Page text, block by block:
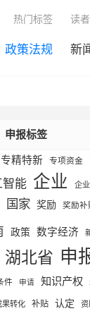
政策法规 新
热门标签 读
申报标签
专精特新 专项资金
智能 企业 企
国家 奖励 奖励补
政策 数字经济
湖北省 申
件 申请 知识产权
果转化 补贴 认定